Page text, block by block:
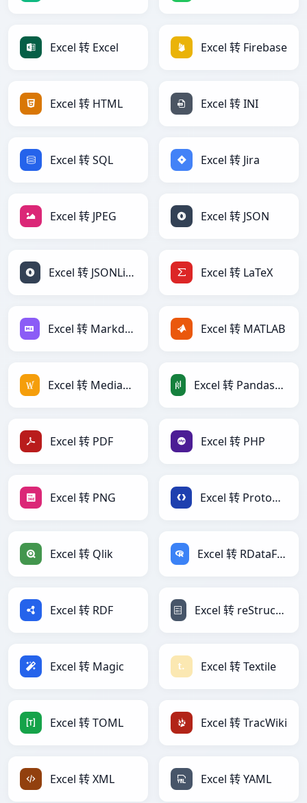
Excel 转 Excel Excel 转 Firebase
Excel 转 HTML Excel 转 INI
Excel 转 SQL Excel 转 Jira
Excel 转 JPEG Excel 转 JSON
Excel 转 JSONLines Excel 转 LaTeX
Excel 转 Markdown Excel 转 MATLAB
Excel 转 MediaWiki Excel 转 PandasDataFrame
Excel 转 PDF Excel 转 PHP
Excel 转 PNG Excel 转 Protobuf
Excel 转 Qlik Excel 转 RDataFrame
Excel 转 RDF Excel 转 reStructuredText
Excel 转 Magic Excel 转 Textile
Excel 转 TOML Excel 转 TracWiki
Excel 转 XML Excel 转 YAML